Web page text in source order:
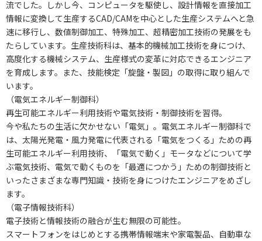
流でした。しかし今、コンピュータを駆使し、設計情報を直接加工
情報に変換して生産するCAD/CAMを中心とした生産システムへと急
速に移行し、数値制御加工、特殊加工、超精密加工技術の発展をも
たらしています。生産技術科は、基本的機械加工技術を身につけ、
高度化する機械システム、生産様式の変革に対応できるエンジニア
を育成します。また、技能検定「旋盤・製図」の取得に取り組んで
います。
（電気エネルギー制御科）
再生可能エネルギー利用技術や電気技術・制御技術を習得。
今や私たちの生活に欠かせない「電気」。電気エネルギー制御科で
は、太陽光発電・風力発電に代表される「電気をつくる」ための再
生可能エネルギー利用技術、「電気で動く」モータなどについて学
ぶ電気技術、電気で動くものを「最適につかう」ための制御技術と
いったさまざまな専門知識・技術を身につけたエンジニアをめざし
ます。
（電子情報技術科）
電子技術と情報技術の融合が生む無限の可能性。
スマートフォンをはじめとする携帯情報端末や家電製品、自動車な